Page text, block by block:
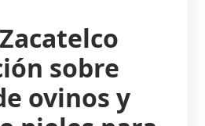
sobre
ovinos y